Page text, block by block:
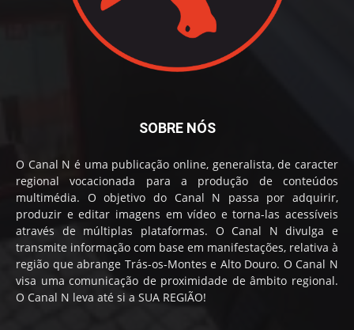
SOBRE NÓS
O Canal N é uma publicação online, generalista, de caracter
regional vocacionada para a produção de conteúdos
multimédia. O objetivo do Canal N passa por adquirir,
produzir e editar imagens em vídeo e torna-las acessíveis
através de múltiplas plataformas. O Canal N divulga e
transmite informação com base em manifestações, relativa à
região que abrange Trás-os-Montes e Alto Douro. O Canal N
visa uma comunicação de proximidade de âmbito regional.
O Canal N leva até si a SUA REGIÃO!